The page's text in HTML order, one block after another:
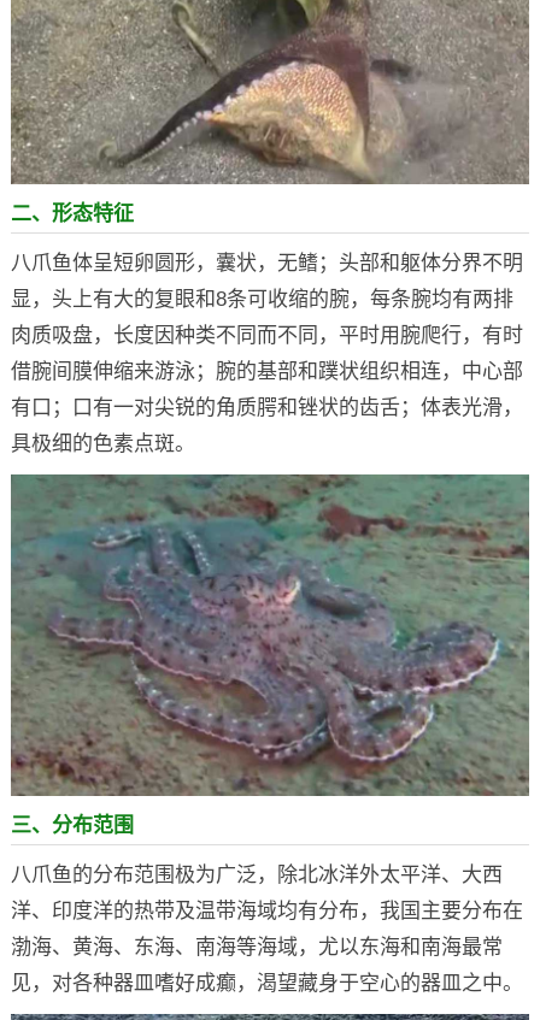
二、形态特征
八爪鱼体呈短卵圆形，囊状，无鳍；头部和躯体分界不明
显，头上有大的复眼和8条可收缩的腕，每条腕均有两排
肉质吸盘，长度因种类不同而不同，平时用腕爬行，有时
借腕间膜伸缩来游泳；腕的基部和蹼状组织相连，中心部
有口；口有一对尖锐的角质腭和锉状的齿舌；体表光滑，
具极细的色素点斑。
三、分布范围
八爪鱼的分布范围极为广泛，除北冰洋外太平洋、大西
洋、印度洋的热带及温带海域均有分布，我国主要分布在
渤海、黄海、东海、南海等海域，尤以东海和南海最常
见，对各种器皿嗜好成癫，渴望藏身于空心的器皿之中。